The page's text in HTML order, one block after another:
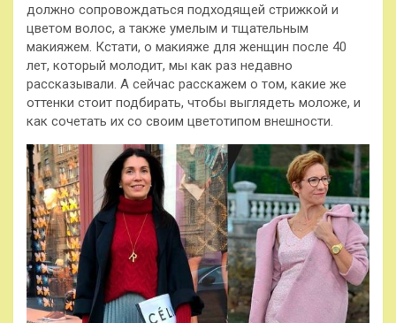
должно сопровождаться подходящей стрижкой и
цветом волос, а также умелым и тщательным
макияжем. Кстати, о макияже для женщин после 40
лет, который молодит, мы как раз недавно
рассказывали. А сейчас расскажем о том, какие же
оттенки стоит подбирать, чтобы выглядеть моложе, и
как сочетать их со своим цветотипом внешности.